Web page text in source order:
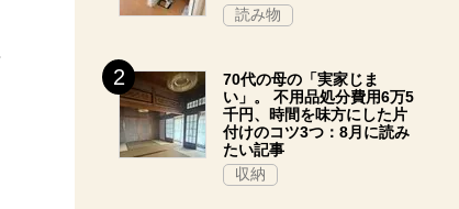
読み物
70代の母の「実家じま
い」。 不用品処分費用6万5
千円、時間を味方にした片
付けのコツ3つ：8月に読み
たい記事
収納